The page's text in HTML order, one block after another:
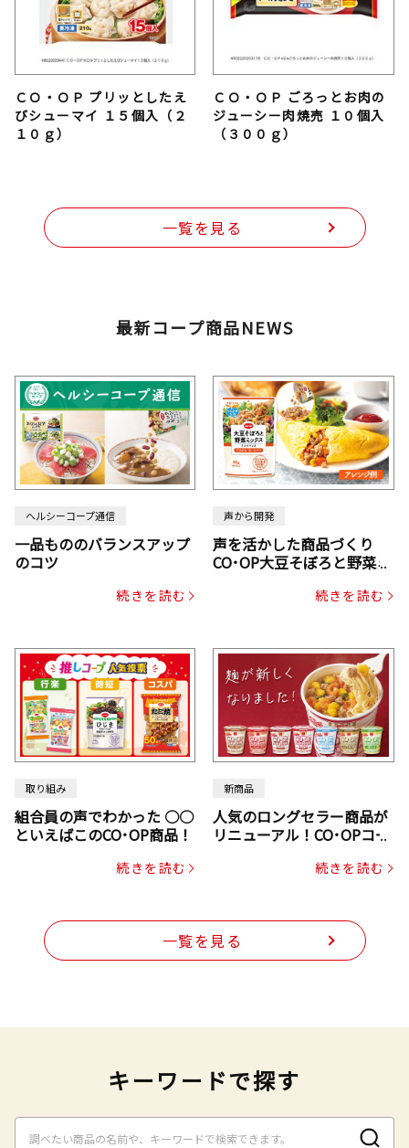
ＣＯ・ＯＰ プリッとしたえ
びシューマイ １５個入（２
１０ｇ）
ＣＯ・ＯＰ ごろっとお肉の
ジューシー肉焼売 １０個入
（３００ｇ）
一覧を見る
最新コープ商品NEWS
ヘルシーコープ通信
一品もののバランスアップ
のコツ
続きを読む
声から開発
声を活かした商品づくり
CO･OP大豆そぼろと野菜ミ
じん・コーン入り）続きを読む
取り組み
組合員の声でわかった ○○
といえばこのCO･OP商品！
続きを読む
新商品
人気のロングセラー商品が
リニューアル！CO･OPコー
続きを読む
一覧を見る
キーワードで探す